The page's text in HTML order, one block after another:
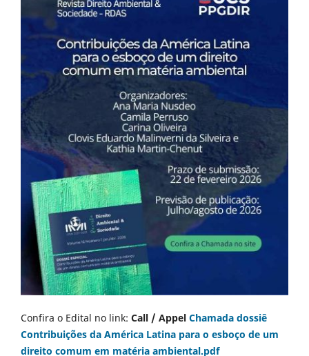
Confira o Edital no link: Call / Appel Chamada dossiê
Contribuições da América Latina para o esboço de um
direito comum em matéria ambiental.pdf